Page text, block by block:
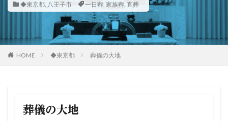
◆東京都, 八王子市 一日葬, 家族葬, 直葬
HOME ◆東京都 葬儀の大地
葬儀の大地